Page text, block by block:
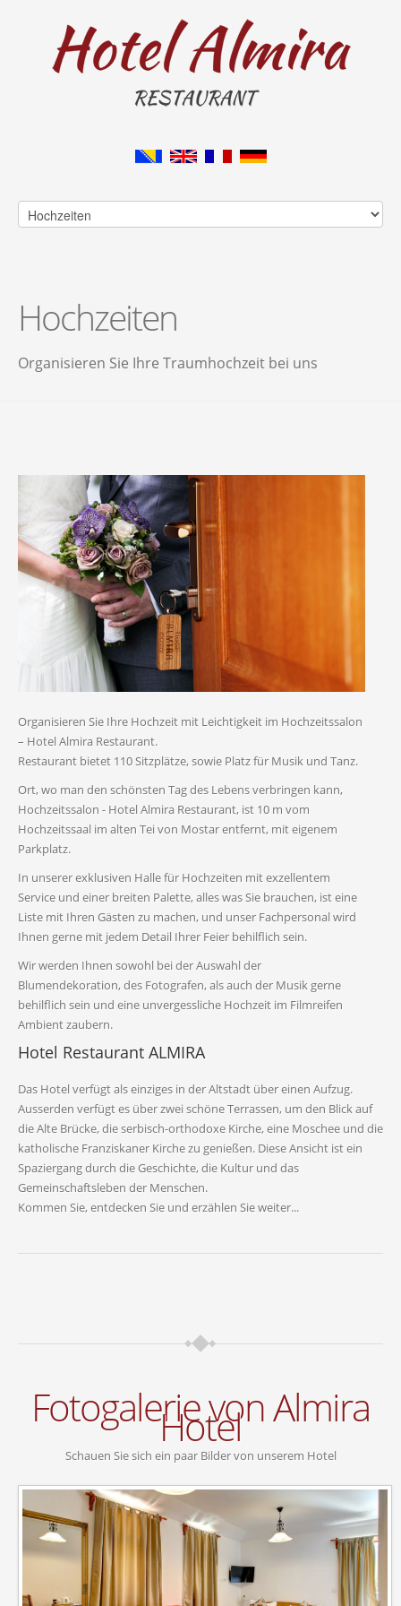
Hochzeiten
Organisieren Sie Ihre Traumhochzeit bei uns
Organisieren Sie Ihre Hochzeit mit Leichtigkeit im Hochzeitssalon
– Hotel Almira Restaurant.
Restaurant bietet 110 Sitzplätze, sowie Platz für Musik und Tanz.
Ort, wo man den schönsten Tag des Lebens verbringen kann,
Hochzeitssalon - Hotel Almira Restaurant, ist 10 m vom
Hochzeitssaal im alten Tei von Mostar entfernt, mit eigenem
Parkplatz.
In unserer exklusiven Halle für Hochzeiten mit exzellentem
Service und einer breiten Palette, alles was Sie brauchen, ist eine
Liste mit Ihren Gästen zu machen, und unser Fachpersonal wird
Ihnen gerne mit jedem Detail Ihrer Feier behilflich sein.
Wir werden Ihnen sowohl bei der Auswahl der
Blumendekoration, des Fotografen, als auch der Musik gerne
behilflich sein und eine unvergessliche Hochzeit im Filmreifen
Ambient zaubern.
Hotel Restaurant ALMIRA
Das Hotel verfügt als einziges in der Altstadt über einen Aufzug.
Ausserden verfügt es über zwei schöne Terrassen, um den Blick auf
die Alte Brücke, die serbisch-orthodoxe Kirche, eine Moschee und die
katholische Franziskaner Kirche zu genießen. Diese Ansicht ist ein
Spaziergang durch die Geschichte, die Kultur und das
Gemeinschaftsleben der Menschen.
Kommen Sie, entdecken Sie und erzählen Sie weiter...
Fotogalerie von Almira
Hotel
Schauen Sie sich ein paar Bilder von unserem Hotel